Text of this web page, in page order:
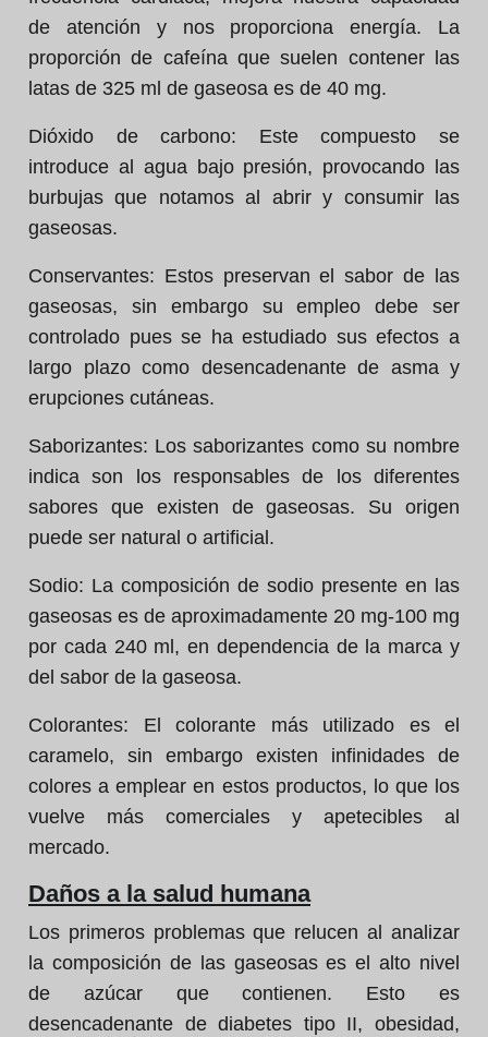
de atención y nos proporciona energía. La
proporción de cafeína que suelen contener las
latas de 325 ml de gaseosa es de 40 mg.
Dióxido de carbono: Este compuesto se
introduce al agua bajo presión, provocando las
burbujas que notamos al abrir y consumir las
gaseosas.
Conservantes: Estos preservan el sabor de las
gaseosas, sin embargo su empleo debe ser
controlado pues se ha estudiado sus efectos a
largo plazo como desencadenante de asma y
erupciones cutáneas.
Saborizantes: Los saborizantes como su nombre
indica son los responsables de los diferentes
sabores que existen de gaseosas. Su origen
puede ser natural o artificial.
Sodio: La composición de sodio presente en las
gaseosas es de aproximadamente 20 mg-100 mg
por cada 240 ml, en dependencia de la marca y
del sabor de la gaseosa.
Colorantes: El colorante más utilizado es el
caramelo, sin embargo existen infinidades de
colores a emplear en estos productos, lo que los
vuelve más comerciales y apetecibles al
mercado.
Daños a la salud humana
Los primeros problemas que relucen al analizar
la composición de las gaseosas es el alto nivel
de azúcar que contienen. Esto es
desencadenante de diabetes tipo II, obesidad,